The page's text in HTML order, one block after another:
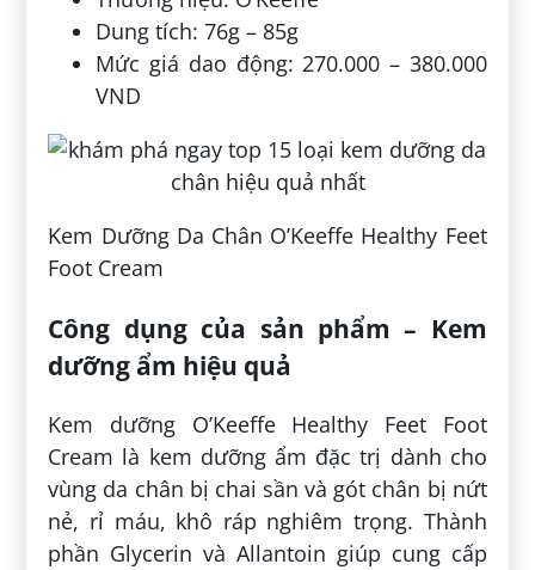
Dung tích: 76g – 85g
Mức giá dao động: 270.000 – 380.000
VND
Kem Dưỡng Da Chân O’Keeffe Healthy Feet
Foot Cream
Công dụng của sản phẩm – Kem
dưỡng ẩm hiệu quả
Kem dưỡng O’Keeffe Healthy Feet Foot
Cream là kem dưỡng ẩm đặc trị dành cho
vùng da chân bị chai sần và gót chân bị nứt
nẻ, rỉ máu, khô ráp nghiêm trọng. Thành
phần Glycerin và Allantoin giúp cung cấp